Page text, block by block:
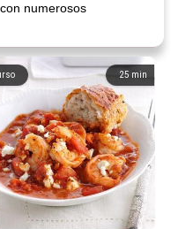
numerosos
25 min